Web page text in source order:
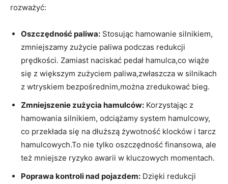
rozważyć:
Oszczędność paliwa: Stosując hamowanie silnikiem,
zmniejszamy zużycie paliwa podczas redukcji
prędkości. Zamiast naciskać pedał hamulca,co wiąże
się z większym zużyciem paliwa,zwłaszcza w silnikach
z wtryskiem bezpośrednim,można zredukować bieg.
Zmniejszenie zużycia hamulców: Korzystając z
hamowania silnikiem, odciążamy system hamulcowy,
co przekłada się na dłuższą żywotność klocków i tarcz
hamulcowych.To nie tylko oszczędność finansowa, ale
też mniejsze ryzyko awarii w kluczowych momentach.
Poprawa kontroli nad pojazdem: Dzięki redukcji